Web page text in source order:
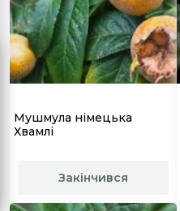
Мушмула німецька
Хвамлі
Закінчився